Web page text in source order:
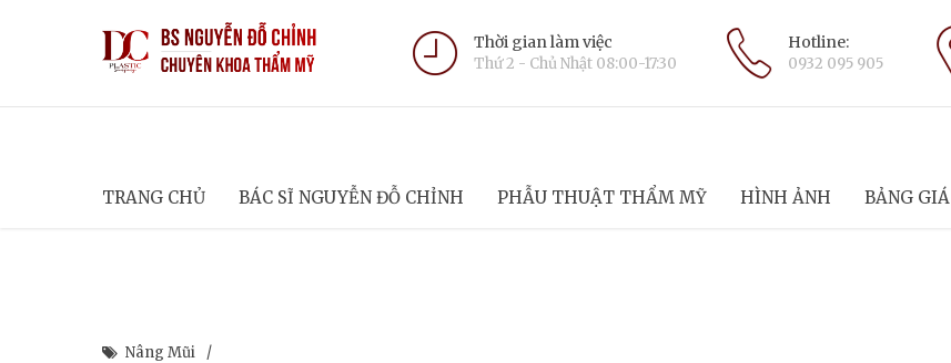
Thời gian làm việc
Thứ 2 - Chủ Nhật 08:00-17:30
Hotline:
0932 095 905
TRANG CHỦ BÁC SĨ NGUYỄN ĐỖ CHỈNH PHẪU THUẬT THẨM MỸ HÌNH ẢNH BẢNG GIÁ
Nâng Mũi